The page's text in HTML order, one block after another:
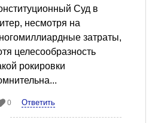
Суд в
несмотря на
затраты,
целесообразность
рокировки
0 Ответить